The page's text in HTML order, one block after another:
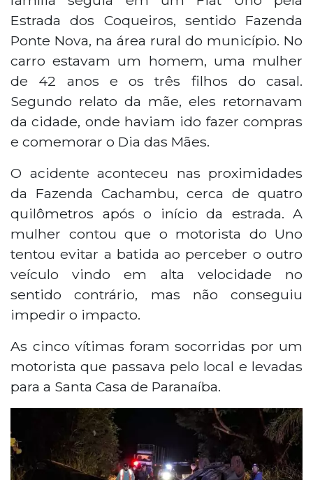
comemorações do Dia das Mães quando um
carro em alta velocidade atingiu o Fiat Uno em
que viajavam. O pai fraturou o rosto e duas
crianças sofreram fraturas graves, sendo
transferidos para Campo Grande. O motorista
do outro veículo fugiu, mas foi identificado
posteriormente.
Estrada dos Coqueiros, sentido Fazenda
Ponte Nova, na área rural do município. No
carro estavam um homem, uma mulher
de 42 anos e os três filhos do casal.
Segundo relato da mãe, eles retornavam
da cidade, onde haviam ido fazer compras
e comemorar o Dia das Mães.
O acidente aconteceu nas proximidades
da Fazenda Cachambu, cerca de quatro
quilômetros após o início da estrada. A
mulher contou que o motorista do Uno
tentou evitar a batida ao perceber o outro
veículo vindo em alta velocidade no
sentido contrário, mas não conseguiu
impedir o impacto.
As cinco vítimas foram socorridas por um
motorista que passava pelo local e levadas
para a Santa Casa de Paranaíba.